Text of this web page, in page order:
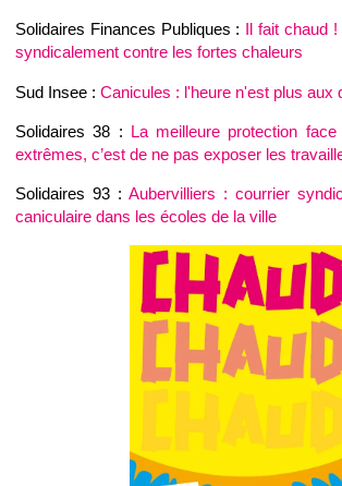
Solidaires Finances Publiques : Il fait chaud
syndicalement contre les fortes chaleurs
Sud Insee : Canicules : l'heure n'est plus aux
Solidaires 38 : La meilleure protection
extrêmes, c’est de ne pas exposer les
Solidaires 93 : Aubervilliers : courrier
caniculaire dans les écoles de la ville